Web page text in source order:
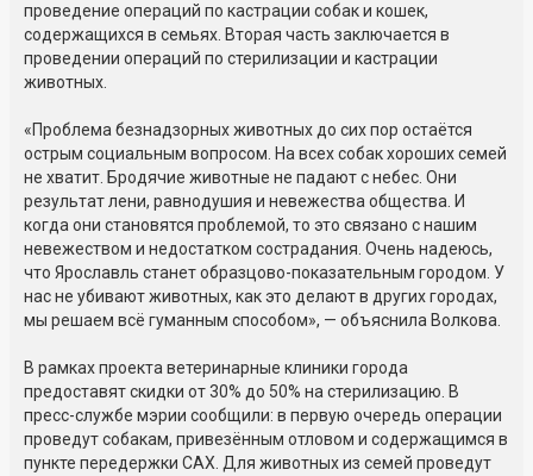
проведение операций по кастрации собак и кошек,
содержащихся в семьях. Вторая часть заключается в
проведении операций по стерилизации и кастрации
животных.
«Проблема безнадзорных животных до сих пор остаётся
острым социальным вопросом. На всех собак хороших семей
не хватит. Бродячие животные не падают с небес. Они
результат лени, равнодушия и невежества общества. И
когда они становятся проблемой, то это связано с нашим
невежеством и недостатком сострадания. Очень надеюсь,
что Ярославль станет образцово-показательным городом. У
нас не убивают животных, как это делают в других городах,
мы решаем всё гуманным способом», — объяснила Волкова.
В рамках проекта ветеринарные клиники города
предоставят скидки от 30% до 50% на стерилизацию. В
пресс-службе мэрии сообщили: в первую очередь операции
проведут собакам, привезённым отловом и содержащимся в
пункте передержки САХ. Для животных из семей проведут